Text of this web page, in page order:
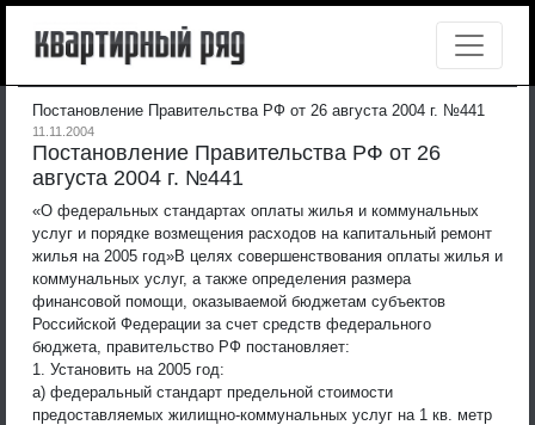
Постановление Правительства РФ от 26 августа 2004 г. №441
11.11.2004
Постановление Правительства РФ от 26
августа 2004 г. №441
«О федеральных стандартах оплаты жилья и коммунальных
услуг и порядке возмещения расходов на капитальный ремонт
жилья на 2005 год»В целях совершенствования оплаты жилья и
коммунальных услуг, а также определения размера
финансовой помощи, оказываемой бюджетам субъектов
Российской Федерации за счет средств федерального
бюджета, правительство РФ постановляет:
1. Установить на 2005 год:
а) федеральный стандарт предельной стоимости
предоставляемых жилищно-коммунальных услуг на 1 кв. метр